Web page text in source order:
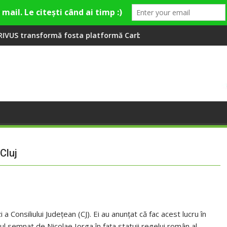
Fashion Village
platformă Carbochim într-un nou centru cultural și de
Când luna devine o întrebare
Județean (CJ). Ei au anunțat că fac acest lucru în